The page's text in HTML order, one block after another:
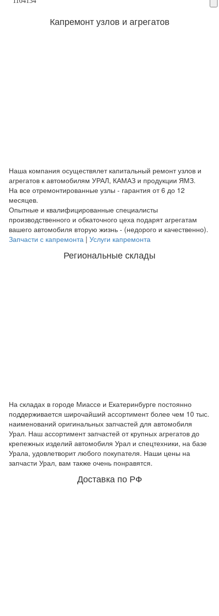
Капремонт узлов и агрегатов
Наша компания осуществялет капитальный ремонт узлов и
агрегатов к автомобилям УРАЛ, КАМАЗ и продукции ЯМЗ.
На все отремонтированные узлы - гарантия от 6 до 12
месяцев.
Опытные и квалифицированные специалисты
производственного и обкаточного цеха подарят агрегатам
вашего автомобиля вторую жизнь - (недорого и качественно).
Запчасти с капремонта | Услуги капремонта
Региональные склады
На складах в городе Миассе и Екатеринбурге постоянно
поддерживается широчайший ассортимент более чем 10 тыс.
наименований оригинальных запчастей для автомобиля
Урал. Наш ассортимент запчастей от крупных агрегатов до
крепежных изделий автомобиля Урал и спецтехники, на базе
Урала, удовлетворит любого покупателя. Наши цены на
запчасти Урал, вам также очень понравятся.
Доставка по РФ